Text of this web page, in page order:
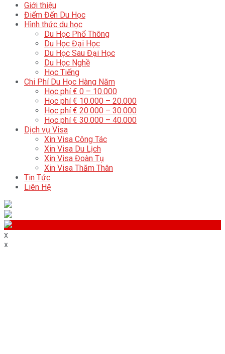
Giới thiệu
Điểm Đến Du Học
Hình thức du học
Du Học Phổ Thông
Du Học Đại Học
Du Học Sau Đại Học
Du Học Nghề
Học Tiếng
Chi Phí Du Học Hàng Năm
Học phí € 0 – 10.000
Học phí € 10.000 – 20.000
Học phí € 20.000 – 30.000
Học phí € 30.000 – 40.000
Dịch vụ Visa
Xin Visa Công Tác
Xin Visa Du Lịch
Xin Visa Đoàn Tụ
Xin Visa Thăm Thân
Tin Tức
Liên Hệ
x
x